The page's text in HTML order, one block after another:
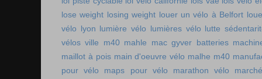
lose weight losing weight louer un vélo à Belfort
vélo lyon lumière vélo lumières vélo lutte
vélos ville
m40 mahle mac gyver batteries
maillot à pois main d'oeuvre vélo malhe m40
pour vélo
maps pour vélo marathon vélo